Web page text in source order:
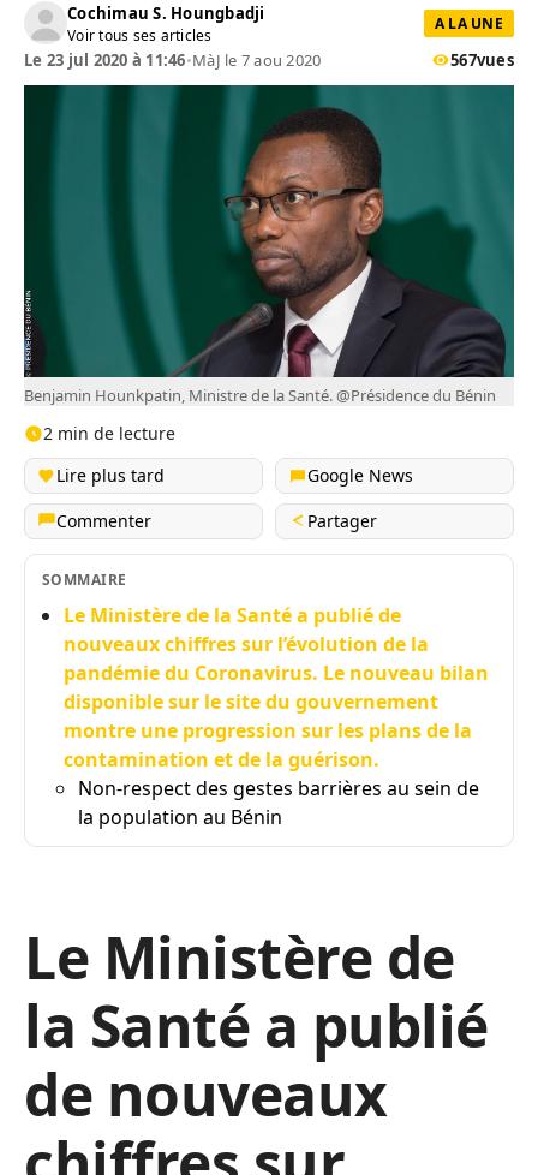
Cochimau S. Houngbadji
Voir tous ses articles
A LA UNE
Le 23 jul 2020 à 11:46•MàJ le 7 aou 2020 567vues
Benjamin Hounkpatin, Ministre de la Santé. @Présidence du Bénin
2 min de lecture
Lire plus tard
Google News
Commenter
Partager
SOMMAIRE
Le Ministère de la Santé a publié de
nouveaux chiffres sur l’évolution de la
pandémie du Coronavirus. Le nouveau bilan
disponible sur le site du gouvernement
montre une progression sur les plans de la
contamination et de la guérison.
Non-respect des gestes barrières au sein de
la population au Bénin
Le Ministère de
la Santé a publié
de nouveaux